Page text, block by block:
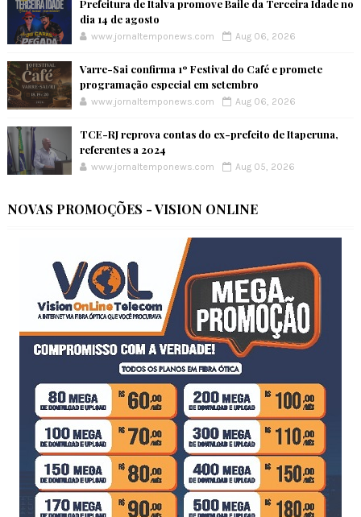
Prefeitura de Italva promove Baile da Terceira Idade no
dia 14 de agosto
www.jornaltemponews.com Aug 06, 2026
Varre-Sai confirma 1º Festival do Café e promete
programação especial em setembro
www.jornaltemponews.com Aug 06, 2026
TCE-RJ reprova contas do ex-prefeito de Itaperuna,
referentes a 2024
www.jornaltemponews.com Aug 05, 2026
NOVAS PROMOÇÕES - VISION ONLINE